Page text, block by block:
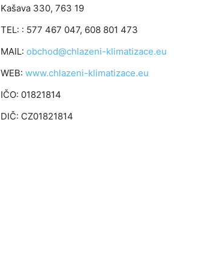
Kašava 330, 763 19
TEL: : 577 467 047, 608 801 473
MAIL: obchod@chlazeni-klimatizace.eu
WEB: www.chlazeni-klimatizace.eu
IČO: 01821814
DIČ: CZ01821814